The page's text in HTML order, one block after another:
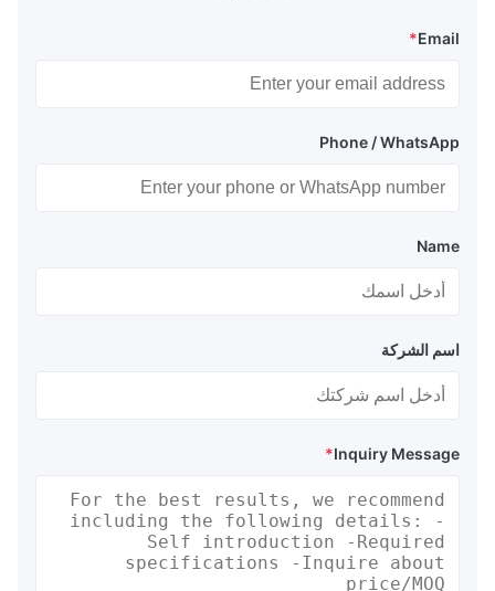
Email
*
Phone / WhatsApp
Name
اسم الشركة
Inquiry Message
*